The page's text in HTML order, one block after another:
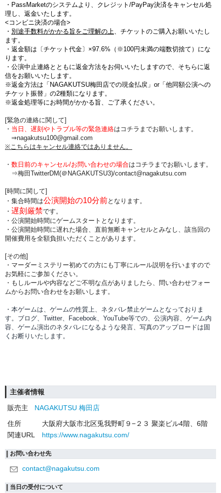
・PassMarketのシステムより、クレジット/PayPay決済をキャンセル処
理し、返金いたします。
<コンビニ決済の場合>
・ 別途手数料がかかる旨をご理解の上、チケットのご購入お願いいたし
ます。
・ 返金額は〔チケット代金〕×97.6%（※100円未満の端数切捨て ）にな
ります。
・公演中止連絡とともに返金方法をお伺いいたしますので、そちらに返
信をお願いいたします。
※返金方法は「NAGAKUTSU梅田店での現金払戻」or「他同額公演への
チケット振替」の2種類になります。
※返金処理等にお時間がかかる旨、ご了承ください。
[緊急の連絡に関して]
・ 当日、遅刻やトラブル等の緊急連絡はコチラまでお願いします。
⇒nagakutsu100@gmail.com
※こちらはキャンセル連絡ではありません。
・ 数日前のキャンセル/お問い合わせの場合は コチラまでお願いします。
⇒梅田TwitterDM(＠NAGAKUTSU3)/contact@nagakutsu.com
[時間に関して]
・集合時間は公演開始の10分前となります。
・ 遅刻厳禁です。
・公演開始時間にゲームスタートとなります。
・公演開始時間に遅れた場合、直前無断キャンセルとみなし、該当回の
開催費用を全額負担いただくことがあります。
[その他]
・マーダーミステリー初めての方にも丁寧にルール説明を行いますので
お気軽にご参加ください。
・もしルールや内容などご不明な点がありましたら、問い合わせフォー
ムからお問い合わせをお願いします。
・本ゲームは、ゲームの性質上、ネタバレ禁止ゲームとなっておりま
す。ブログ、Twitter、Facebook、YouTube等での、 公演内容、 ゲーム内
容、ゲーム演出のネタバレになるような発言、写真のアップロードは固
くお断りいたします。
主催者情報
販売主
NAGAKUTSU 梅田店
住所
大阪府大阪市北区兎我野町９−２３ 聚楽ビル4階、6階
関連URL
https://www.nagakutsu.com/
お問い合わせ先
contact@nagakutsu.com
当日の受付について